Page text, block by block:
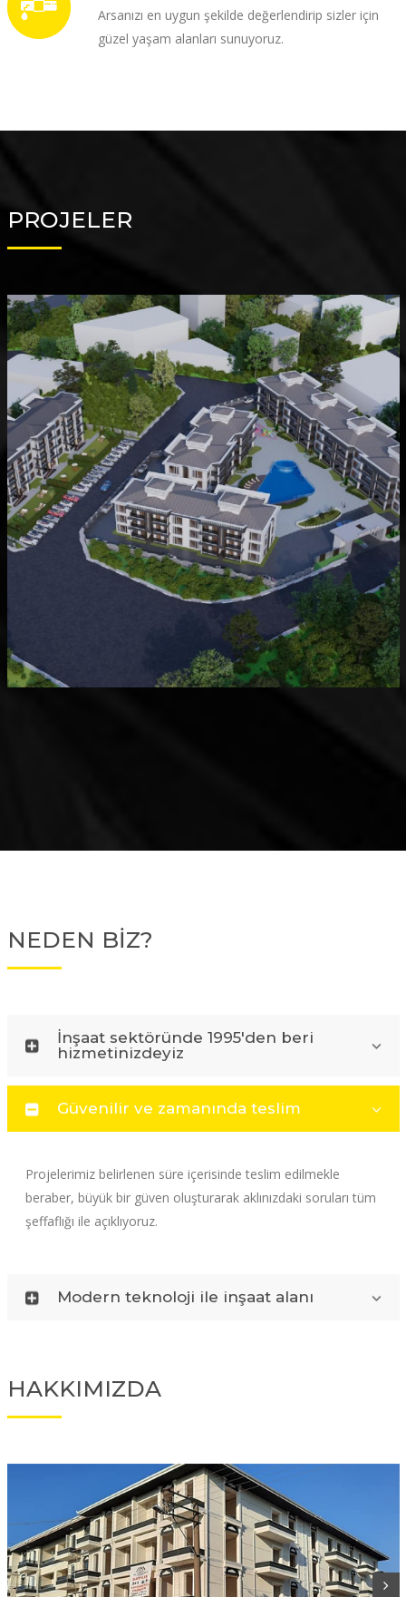
Arsanızı en uygun şekilde değerlendirip sizler için
güzel yaşam alanları sunuyoruz.
PROJELER
NEDEN BİZ?
İnşaat sektöründe 1995'den beri
hizmetinizdeyiz
Güvenilir ve zamanında teslim
Projelerimiz belirlenen süre içerisinde teslim edilmekle
beraber, büyük bir güven oluşturarak aklınızdaki soruları tüm
şeffaflığı ile açıklıyoruz.
Modern teknoloji ile inşaat alanı
HAKKIMIZDA